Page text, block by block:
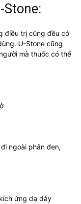
Stone:
điều trị cũng đều có
U-Stone cũng
mà thuốc có thể
ngoài phân đen,
ứng dạ dày